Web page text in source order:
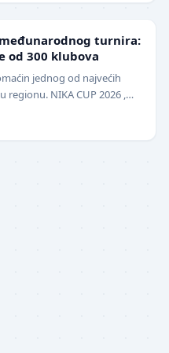
turnira:
od 300 klubova
jednog od najvećih
NIKA CUP 2026 ,